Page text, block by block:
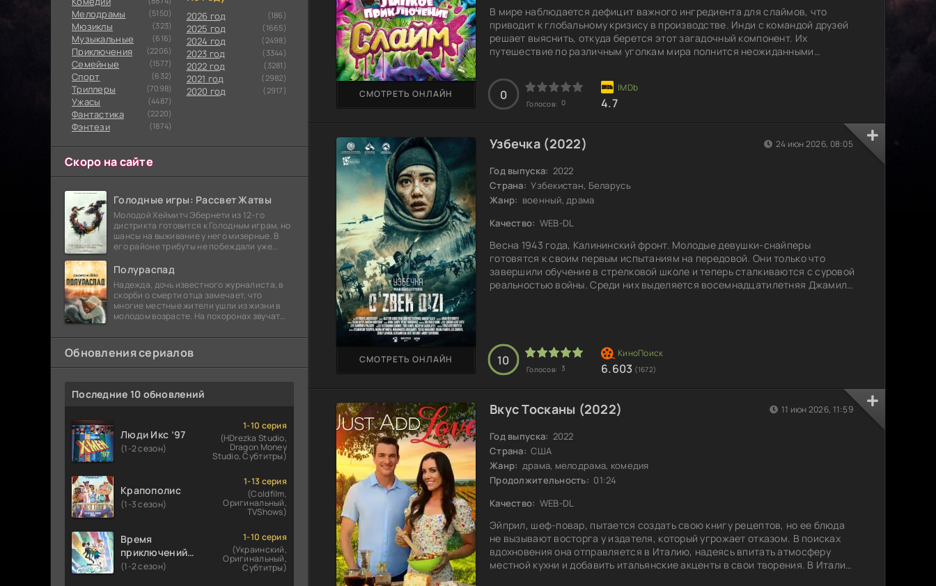
Мелодрамы (5150)
Мюзиклы (323)
Музыкальные (616)
Приключения (2206)
Семейные (1577)
Cпорт (632)
Триллеры (7098)
Ужасы (4487)
Фантастика (2220)
Фэнтези (1874)
2026 год (186)
2025 год (1665)
2024 год (2498)
2023 год (3344)
2022 год (3281)
2021 год (2982)
2020 год (2917)
Скоро на сайте
Голодные игры: Рассвет Жатвы
Молодой Хеймитч Эбернети из 12-го
дистрикта готовится к Голодным играм, но
шансы на выживание у него мизерные. В
его районе трибуты не побеждали уже
безнадежности.
Полураспад
Надежда, дочь известного журналиста, в
скорби о смерти отца замечает, что
многие местные жители ушли из жизни в
молодом возрасте. На похоронах звучат
Обновления сериалов
Последние 10 обновлений
Люди Икс ’97
(1-2 сезон)
1-10 серия
(HDrezka Studio,
Dragon Money
Studio, Субтитры)
Крапополис
(1-3 сезон)
1-13 серия
(Coldfilm,
Оригинальный,
TVShows)
Время
приключений:
Фионна и Кейк
(1-2 сезон)
1-10 серия
(Украинский,
Оригинальный,
Субтитры)
В мире наблюдается дефицит важного ингредиента для слаймов, что
приводит к глобальному кризису в производстве. Инди с командой друзей
решает выяснить, откуда берется этот загадочный компонент. Их
путешествие по различным уголкам мира полнится неожиданными
стоят не только загадки, но и трудности, которые требуют смекалки и
дружбы. Как далеко они готовы зайти ради решения проблемы, и какие
тайны скрывает этот мир?
СМОТРЕТЬ ОНЛАЙН 0
Голосов: 0 4.7
Узбечка (2022)
Год выпуска: 2022
Страна: Узбекистан, Беларусь
Жанр: военный, драма
Качество: WEB-DL
Весна 1943 года, Калининский фронт. Молодые девушки-снайперы
готовятся к своим первым испытаниям на передовой. Они только что
завершили обучение в стрелковой школе и теперь сталкиваются с суровой
реальностью войны. Среди них выделяется восемнадцатилетняя Джамиля
СМОТРЕТЬ ОНЛАЙН 10
Голосов: 3 6.603 (1672)
24 июн 2026, 08:05
Вкус Тосканы (2022)
Год выпуска: 2022
Страна: США
Жанр: драма, мелодрама, комедия
Продолжительность: 01:24
Качество: WEB-DL
Эйприл, шеф-повар, пытается создать свою книгу рецептов, но ее блюда
не вызывают восторга у издателя, который угрожает отказом. В поисках
вдохновения она отправляется в Италию, надеясь впитать атмосферу
местной кухни и добавить итальянские акценты в свои творения. В Италии
11 июн 2026, 11:59